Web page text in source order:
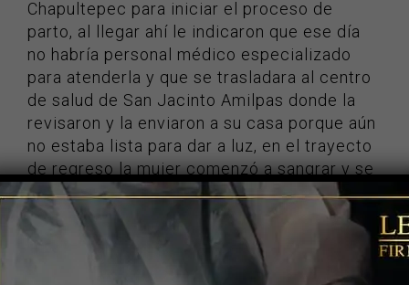
Chapultepec para iniciar el proceso de
parto, al llegar ahí le indicaron que ese día
no habría personal médico especializado
para atenderla y que se trasladara al centro
de salud de San Jacinto Amilpas donde la
revisaron y la enviaron a su casa porque aún
no estaba lista para dar a luz, en el trayecto
de regreso la mujer comenzó a sangrar y se
desmayó por lo que fue llevada a una clínica
privada donde le practicaron una cesárea de
emergencia.